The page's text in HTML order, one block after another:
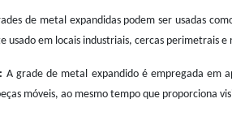
de metal expandidas podem ser usadas
usado em locais industriais, cercas perimetrais e
A grade de metal expandido é empregada em
móveis, ao mesmo tempo que proporciona